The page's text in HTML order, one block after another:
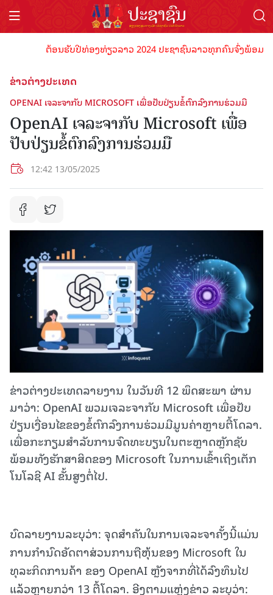
ຕ້ອນຮັບປີທ່ອງທ່ຽວລາວ 2024 ປະຊາຊົນລາວທຸກຄົນຈົ່ງພ້ອມເ
ຂ່າວຕ່າງປະເທດ
OPENAI ເຈລະຈາກັບ MICROSOFT ເພື່ອປັບປ່ຽນຂໍ້ຕົກລົງການຮ່ວມມື
OpenAI ເຈລະຈາກັບ Microsoft ເພື່ອ
ປັບປ່ຽນຂໍ້ຕົກລົງການຮ່ວມມື
12:42 13/05/2025
ຂ່າວຕ່າງປະເທດລາຍງານ ໃນວັນທີ 12 ພຶດສະພາ ຜ່ານ
ມາວ່າ: OpenAI ພວມເຈລະຈາກັບ Microsoft ເພື່ອປັບ
ປ່ຽນເງື່ອນໄຂຂອງຂໍ້ຕົກລົງການຮ່ວມມືມູນຄ່າຫຼາຍຕື້ໂດລາ.
ເພື່ອກະກຽມສໍາລັບການຈົດທະບຽນໃນຕະຫຼາດຫຼັກຊັບ
ພ້ອມທັງຮັກສາສິດຂອງ Microsoft ໃນການເຂົ້າເຖິງເຕັກ
ໂນໂລຊີ AI ຂັ້ນສູງຕໍ່ໄປ.
ບົດລາຍງານລະບຸວ່າ: ຈຸດສໍາຄັນໃນການເຈລະຈາຄັ້ງນີ້ແມ່ນ
ການກຳນົດອັດຕາສ່ວນການຖືຫຸ້ນຂອງ Microsoft ໃນ
ທຸລະກິດການຄ້າ ຂອງ OpenAI ຫຼັງຈາກທີ່ໄດ້ລົງທຶນໄປ
ແລ້ວຫຼາຍກວ່າ 13 ຕື້ໂດລາ. ອີງຕາມແຫຼ່ງຂ່າວ ລະບຸວ່າ: